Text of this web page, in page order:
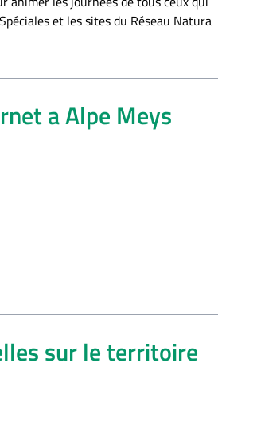
et les sites du Réseau Natura
a Alpe Meys
sur le territoire